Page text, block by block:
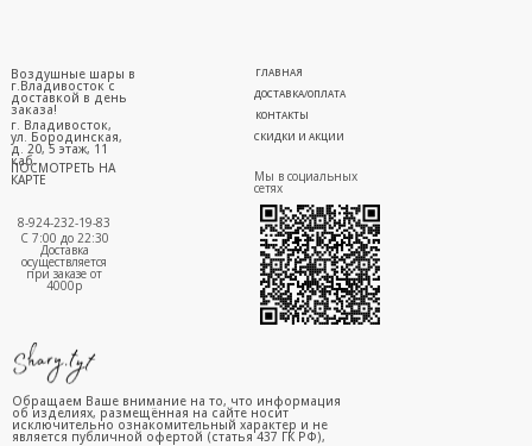
г. Владивосток,
ул. Бородинская,
д. 20, 5 этаж, 11
каб.
ПОСМОТРЕТЬ НА
КАРТЕ
ГЛАВНАЯ
ДОСТАВКА/ОПЛАТА
СКИДКИ И АКЦИИ
КОНТАКТЫ
8-924-232-19-83
С 7:00 до 22:30
Доставка
осуществляется
при заказе от
4000р
Воздушные шары в
г.Владивосток с
доставкой в день
заказа!
Мы в социальных
сетях
Обращаем Ваше внимание на то, что информация
об изделиях, размещённая на сайте носит
исключительно ознакомительный характер и не
является публичной офертой (статья 437 ГК РФ),